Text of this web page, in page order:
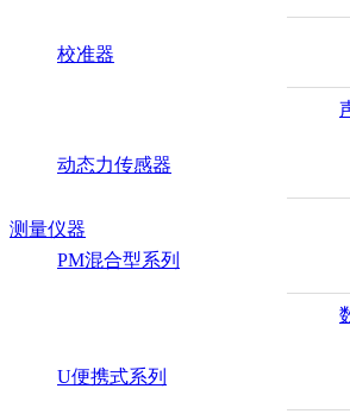
校准器
动态力传感器
测量仪器
PM混合型系列
U便携式系列